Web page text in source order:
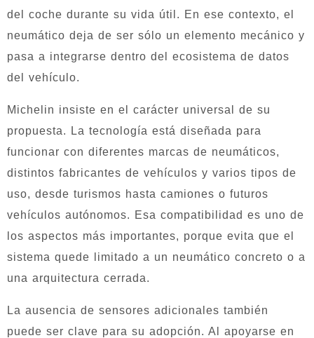
del coche durante su vida útil. En ese contexto, el
neumático deja de ser sólo un elemento mecánico y
pasa a integrarse dentro del ecosistema de datos
del vehículo.
Michelin insiste en el carácter universal de su
propuesta. La tecnología está diseñada para
funcionar con diferentes marcas de neumáticos,
distintos fabricantes de vehículos y varios tipos de
uso, desde turismos hasta camiones o futuros
vehículos autónomos. Esa compatibilidad es uno de
los aspectos más importantes, porque evita que el
sistema quede limitado a un neumático concreto o a
una arquitectura cerrada.
La ausencia de sensores adicionales también
puede ser clave para su adopción. Al apoyarse en